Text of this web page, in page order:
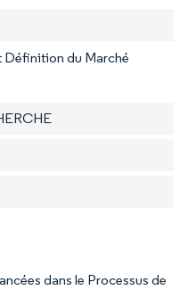
Définition du Marché
dans le Processus de